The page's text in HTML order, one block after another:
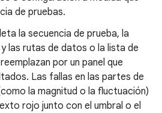
de pruebas.
la secuencia de prueba, la
las rutas de datos o la lista de
por un panel que
Las fallas en las partes de
la magnitud o la fluctuación)
rojo junto con el umbral o el